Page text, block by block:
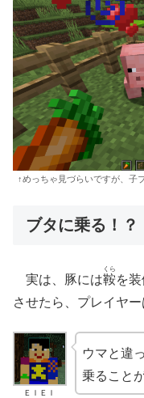
↑めっちゃ見づらいですが、子
ブタに乗る！？
実は、豚には鞍
くら
を
させたら、プレイヤ
ＥＩＥＩ
ウマと違
乗ること